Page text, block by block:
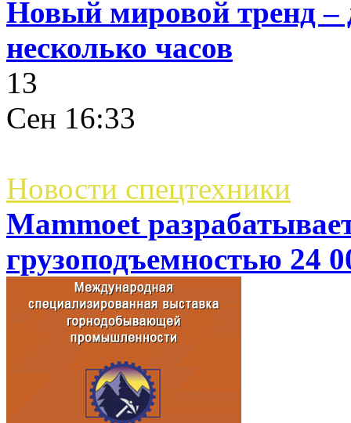
Новый мировой тренд –
несколько часов
13
Сен 16:33
Новости спецтехники
Mammoet
грузоподъемностью 24